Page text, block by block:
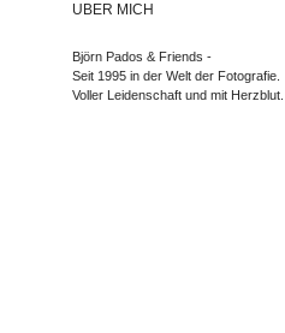
ÜBER MICH
Björn Pados & Friends -
Seit 1995 in der Welt der Fotografie.
Voller Leidenschaft und mit Herzblut.